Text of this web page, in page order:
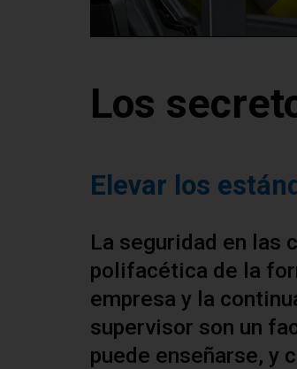
Los
Elevar los
La seguridad en las
polifacética de la
empresa y la
supervisor son un
puede enseñarse, y